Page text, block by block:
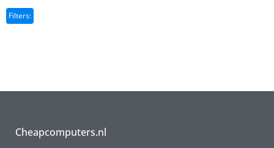
Filters:
Cheapcomputers.nl